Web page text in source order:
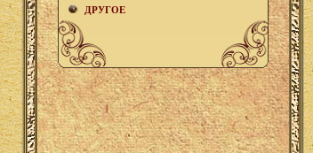
ДРУГОЕ